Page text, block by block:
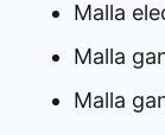
Malla
Malla
Malla